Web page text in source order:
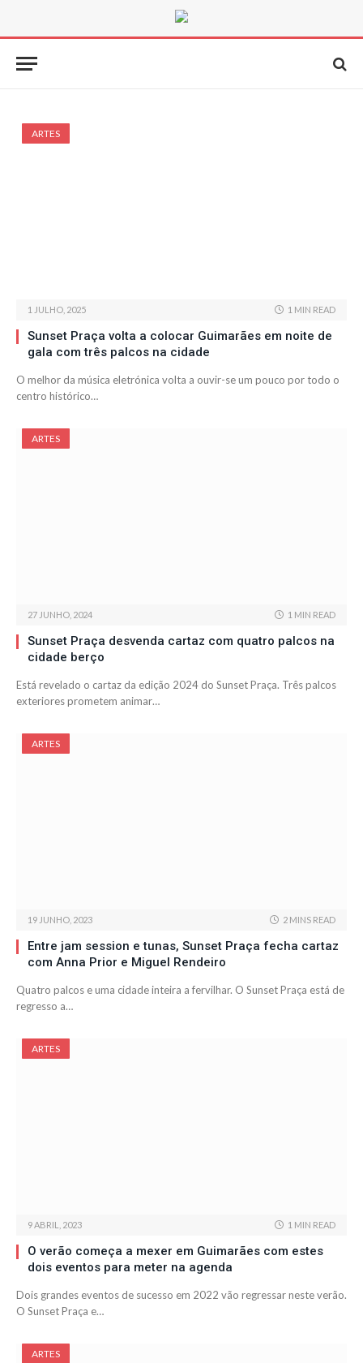
ARTES
1 JULHO, 2025 1 MIN READ
Sunset Praça volta a colocar Guimarães em noite de
gala com três palcos na cidade
O melhor da música eletrónica volta a ouvir-se um pouco por todo o
centro histórico…
ARTES
27 JUNHO, 2024 1 MIN READ
Sunset Praça desvenda cartaz com quatro palcos na
cidade berço
Está revelado o cartaz da edição 2024 do Sunset Praça. Três palcos
exteriores prometem animar…
ARTES
19 JUNHO, 2023 2 MINS READ
Entre jam session e tunas, Sunset Praça fecha cartaz
com Anna Prior e Miguel Rendeiro
Quatro palcos e uma cidade inteira a fervilhar. O Sunset Praça está de
regresso a…
ARTES
9 ABRIL, 2023 1 MIN READ
O verão começa a mexer em Guimarães com estes
dois eventos para meter na agenda
Dois grandes eventos de sucesso em 2022 vão regressar neste verão.
O Sunset Praça e…
ARTES